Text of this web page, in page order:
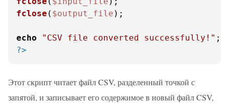
fclose ( $output_file );
echo "CSV file converted successfully!"
?>
Этот скрипт читает файл CSV, разделенный точкой с
запятой, и записывает его содержимое в новый файл CSV,